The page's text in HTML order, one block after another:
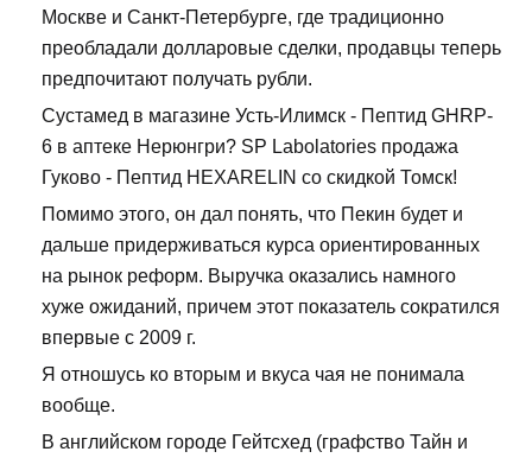
Москве и Санкт-Петербурге, где традиционно
преобладали долларовые сделки, продавцы теперь
предпочитают получать рубли.
Сустамед в магазине Усть-Илимск - Пептид GHRP-
6 в аптеке Нерюнгри? SP Labolatories продажа
Гуково - Пептид HEXARELIN со скидкой Томск!
Помимо этого, он дал понять, что Пекин будет и
дальше придерживаться курса ориентированных
на рынок реформ. Выручка оказались намного
хуже ожиданий, причем этот показатель сократился
впервые с 2009 г.
Я отношусь ко вторым и вкуса чая не понимала
вообще.
В английском городе Гейтсхед (графство Тайн и